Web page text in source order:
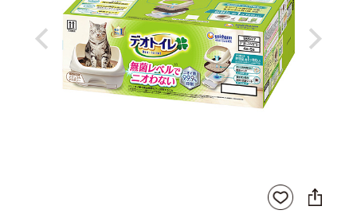
Previous Next
お気
に入
SNS
に